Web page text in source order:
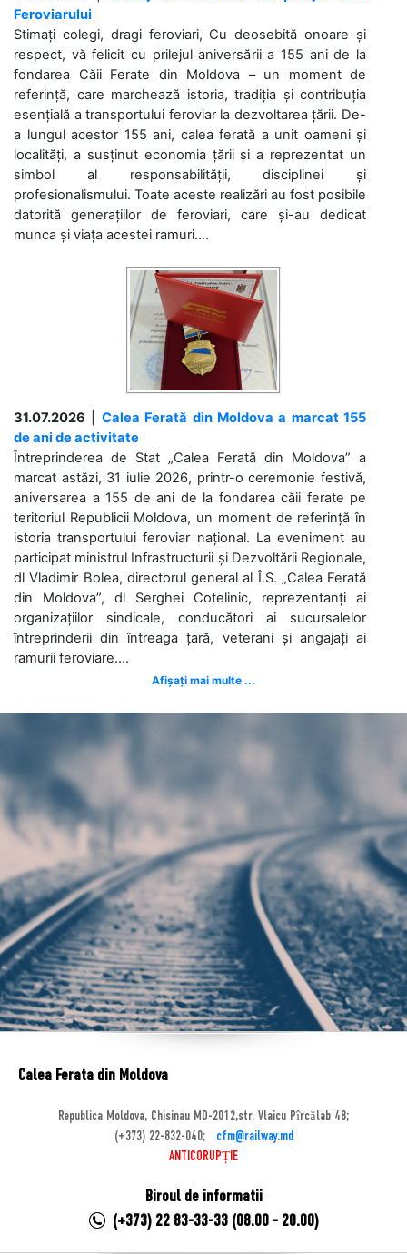
Feroviarului
Stimați colegi, dragi feroviari, Cu deosebită onoare și
respect, vă felicit cu prilejul aniversării a 155 ani de la
fondarea Căii Ferate din Moldova – un moment de
referință, care marchează istoria, tradiția și contribuția
esențială a transportului feroviar la dezvoltarea țării. De-
a lungul acestor 155 ani, calea ferată a unit oameni și
localități, a susținut economia țării și a reprezentat un
simbol al responsabilității, disciplinei și
profesionalismului. Toate aceste realizări au fost posibile
datorită generațiilor de feroviari, care și-au dedicat
munca și viața acestei ramuri....
31.07.2026
Calea Ferată din Moldova a marcat 155
de ani de activitate
Întreprinderea de Stat „Calea Ferată din Moldova” a
marcat astăzi, 31 iulie 2026, printr-o ceremonie festivă,
aniversarea a 155 de ani de la fondarea căii ferate pe
teritoriul Republicii Moldova, un moment de referință în
istoria transportului feroviar național. La eveniment au
participat ministrul Infrastructurii și Dezvoltării Regionale,
dl Vladimir Bolea, directorul general al Î.S. „Calea Ferată
din Moldova”, dl Serghei Cotelinic, reprezentanți ai
organizațiilor sindicale, conducători ai sucursalelor
întreprinderii din întreaga țară, veterani și angajați ai
ramurii feroviare....
Afișați mai multe ...
Calea Ferata din Moldova
Republica Moldova, Chisinau MD-2012,str. Vlaicu Pîrcălab 48;
(+373) 22-832-040;
cfm@railway.md
ANTICORUPȚIE
Biroul de informatii
(+373) 22 83-33-33 (08.00 - 20.00)